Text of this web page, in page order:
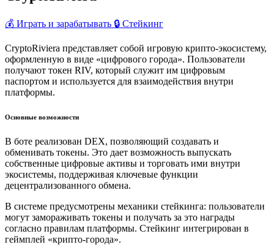
💰 Играть и зарабатывать 🔒 Стейкинг
CryptoRiviera представляет собой игровую крипто-экосистему,
оформленную в виде «цифрового города». Пользователи
получают токен RIV, который служит им цифровым
паспортом и используется для взаимодействия внутри
платформы.
Основные возможности
В боте реализован DEX, позволяющий создавать и
обменивать токены. Это дает возможность выпускать
собственные цифровые активы и торговать ими внутри
экосистемы, поддерживая ключевые функции
децентрализованного обмена.
В системе предусмотрены механики стейкинга: пользователи
могут замораживать токены и получать за это награды
согласно правилам платформы. Стейкинг интегрирован в
геймплей «крипто-города».